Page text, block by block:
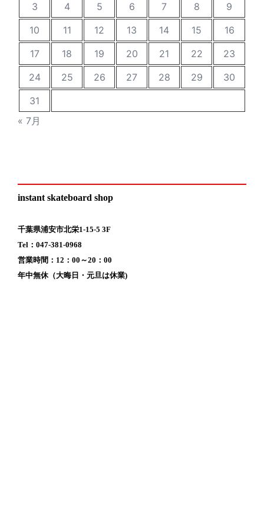
3
4 5 6 7 8
9
10
11 12 13 14 15
16
17
18 19 20 21 22
23
24
25 26 27 28 29
30
31
« 7月
instant skateboard shop
千葉県浦安市北栄1-15-5 3F
Tel：047-381-0968
営業時間：12：00～20：00
年中無休（大晦日・元旦は休業)